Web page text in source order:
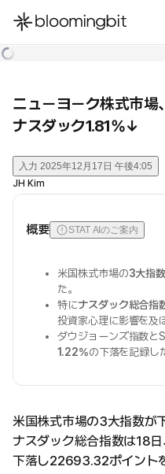
한국어
ニューヨーク株式市
ナスダック1.81%↓
入力 2025年12月17日 午後4:05
JH Kim
概要 STAT AIのご案内
米国株式市場の3大指
た。
特にナスダック総合指
投資家心理に影響を及
ダウジョーンズ指数と
1.22%の下落を記録し
米国株式市場の3大指数が
ナスダック総合指数は18
下落し22693.32ポイント